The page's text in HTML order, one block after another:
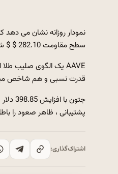
سطح مقاومت 282.10 $ $ شکسته شده است.
قدرت نسبی و هم شاخص
پشتیبانی ، ظاهر صعود را
اشتراک‌گذاری: